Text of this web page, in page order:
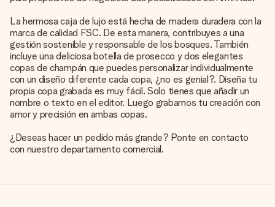
La hermosa caja de lujo está hecha de madera duradera con la
marca de calidad FSC. De esta manera, contribuyes a una
gestión sostenible y responsable de los bosques. También
incluye una deliciosa botella de prosecco y dos elegantes
copas de champán que puedes personalizar individualmente
con un diseño diferente cada copa, ¿no es genial?. Diseña tu
propia copa grabada es muy fácil. Solo tienes que añadir un
nombre o texto en el editor. Luego grabamos tu creación con
amor y precisión en ambas copas.
¿Deseas hacer un pedido más grande? Ponte en contacto
con nuestro departamento comercial.